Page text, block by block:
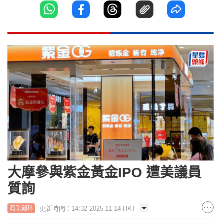
大摩參與紫金黃金IPO 遭美議員
質詢
商業創科 更新時間：14:32 2025-11-14 HKT